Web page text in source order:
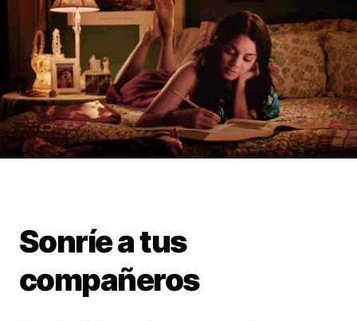
Sonríe a tus
compañeros